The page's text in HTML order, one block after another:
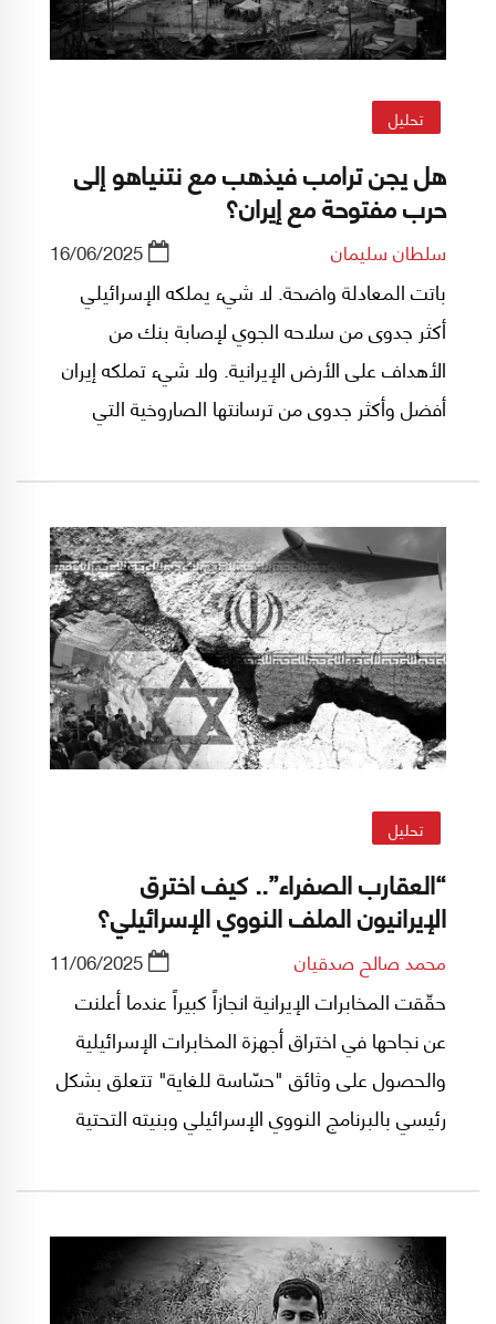
تحليل
هل يجن ترامب فيذهب مع نتنياهو إلى
حرب مفتوحة مع إيران؟
سلطان سليمان 16/06/2025
باتت المعادلة واضحة. لا شيء يملكه الإسرائيلي
أكثر جدوى من سلاحه الجوي لإصابة بنك من
الأهداف على الأرض الإيرانية. ولا شيء تملكه إيران
أفضل وأكثر جدوى من ترسانتها الصاروخية التي
هذا التوازن وكيف؟
تحليل
“العقارب الصفراء”.. كيف اخترق
الإيرانيون الملف النووي الإسرائيلي؟
محمد صالح صدقيان 11/06/2025
حقّقت المخابرات الإيرانية انجازاً كبيراً عندما أعلنت
عن نجاحها في اختراق أجهزة المخابرات الإسرائيلية
والحصول علی وثائق "حسّاسة للغاية" تتعلق بشكل
رئيسي بالبرنامج النووي الإسرائيلي وبنيته التحتية